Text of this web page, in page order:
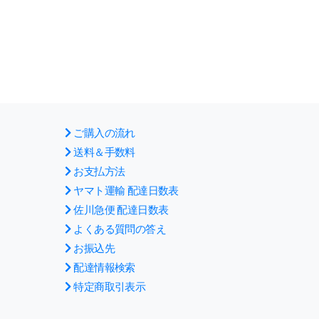
ご購入の流れ
送料＆手数料
お支払方法
ヤマト運輸 配達日数表
佐川急便 配達日数表
よくある質問の答え
お振込先
配達情報検索
特定商取引表示